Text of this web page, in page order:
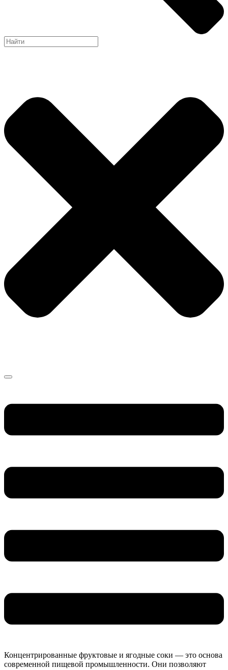
Концентрированные фруктовые и ягодные соки — это основа
современной пищевой промышленности. Они позволяют